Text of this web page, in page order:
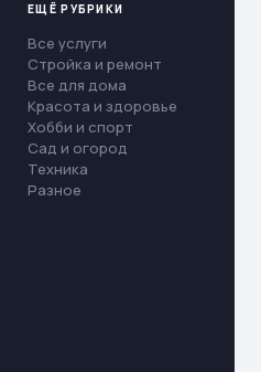
ЕЩЁ РУБРИКИ
Все услуги
Стройка и ремонт
Все для дома
Красота и здоровье
Хобби и спорт
Сад и огород
Техника
Разное